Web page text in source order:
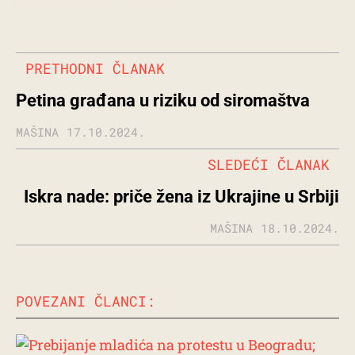
PRETHODNI ČLANAK
Petina građana u riziku od siromaštva
MAŠINA 17.10.2024.
Iskra nade: priče žena iz Ukrajine u Srbiji
SLEDEĆI ČLANAK
MAŠINA 18.10.2024.
POVEZANI ČLANCI: